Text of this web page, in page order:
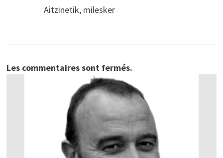
Aitzinetik, milesker
Les commentaires sont fermés.